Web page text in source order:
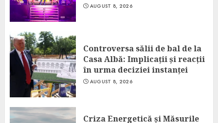
AUGUST 8, 2026
Controversa sălii de bal de la
Casa Albă: Implicații și reacții
în urma deciziei instanței
AUGUST 8, 2026
Criza Energetică și Măsurile